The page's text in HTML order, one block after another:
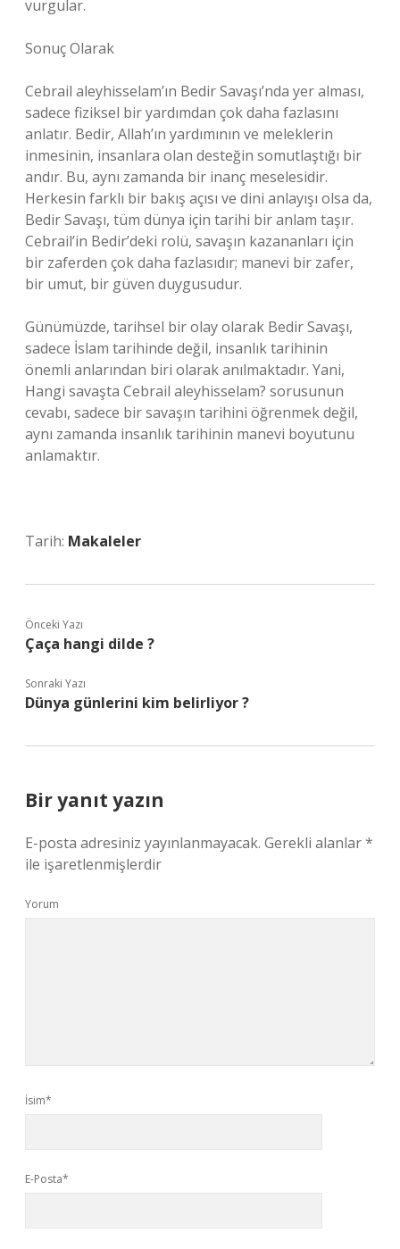
vurgular.
Sonuç Olarak
Cebrail aleyhisselam’ın Bedir Savaşı’nda yer alması,
sadece fiziksel bir yardımdan çok daha fazlasını
anlatır. Bedir, Allah’ın yardımının ve meleklerin
inmesinin, insanlara olan desteğin somutlaştığı bir
andır. Bu, aynı zamanda bir inanç meselesidir.
Herkesin farklı bir bakış açısı ve dini anlayışı olsa da,
Bedir Savaşı, tüm dünya için tarihi bir anlam taşır.
Cebrail’in Bedir’deki rolü, savaşın kazananları için
bir zaferden çok daha fazlasıdır; manevi bir zafer,
bir umut, bir güven duygusudur.
Günümüzde, tarihsel bir olay olarak Bedir Savaşı,
sadece İslam tarihinde değil, insanlık tarihinin
önemli anlarından biri olarak anılmaktadır. Yani,
Hangi savaşta Cebrail aleyhisselam? sorusunun
cevabı, sadece bir savaşın tarihini öğrenmek değil,
aynı zamanda insanlık tarihinin manevi boyutunu
anlamaktır.
Tarih: Makaleler
Önceki Yazı
Çaça hangi dilde ?
Sonraki Yazı
Dünya günlerini kim belirliyor ?
Bir yanıt yazın
E-posta adresiniz yayınlanmayacak. Gerekli alanlar*
ile işaretlenmişlerdir
Yorum
İsim*
E-Posta*